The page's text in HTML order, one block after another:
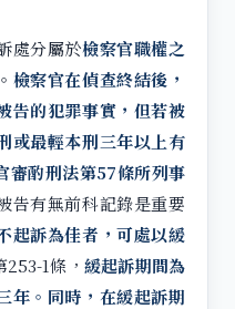
處分屬於檢察官職權之
檢察官在偵查終結後，
告的犯罪事實，但若被
或最輕本刑三年以上有
審酌刑法第57條所列事
告有無前科記錄是重要
起訴為佳者，可處以緩
1條， 緩起訴期間為
年。同時，在緩起訴期